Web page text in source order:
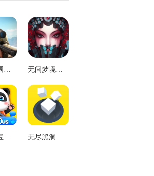
狙击手围攻游戏 无间梦境来生戏
免费宝宝巴士大全 无尽黑洞